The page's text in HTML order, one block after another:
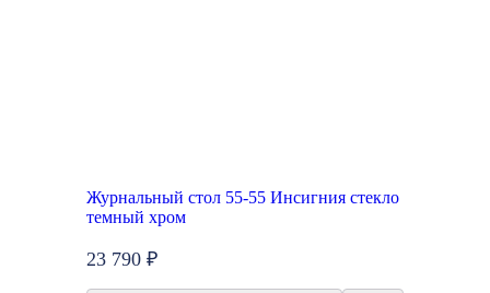
Журнальный стол 55-55 Инсигния стекло
темный хром
23 790 ₽